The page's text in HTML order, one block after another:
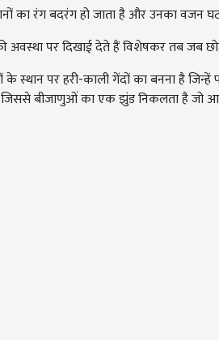
का रंग बदरंग हो जाता है और उनका वजन
पर दिखाई देते हैं विशेषकर तब जब
के स्थान पर हरी-काली गेंदों का बनना है
जिससे बीजाणुओं का एक झुंड निकलता है जो